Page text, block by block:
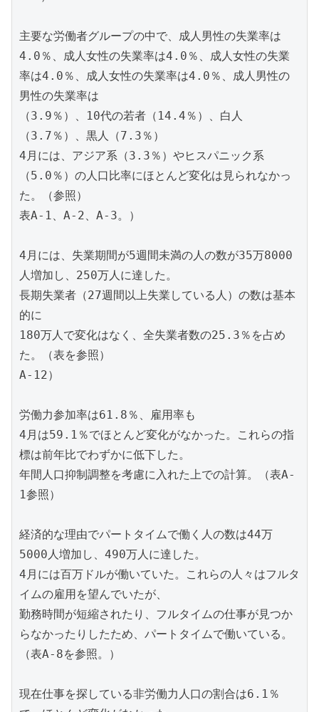
主要な労働者グループの中で、成人男性の失業率は
4.0％、成人女性の失業率は4.0％、成人女性の失業
率は4.0％、成人女性の失業率は4.0％、成人男性の
男性の失業率は
（3.9％）、10代の若者（14.4％）、白人
（3.7％）、黒人（7.3％）
4月には、アジア系（3.3％）やヒスパニック系
（5.0％）の人口比率にほとんど変化は見られなかっ
た。（参照）
表A-1、A-2、A-3。）
4月には、失業期間が5週間未満の人の数が35万8000
人増加し、250万人に達した。
長期失業者（27週間以上失業している人）の数は基本
的に
180万人で変化はなく、全失業者数の25.3％を占め
た。（表を参照）
A-12）
労働力参加率は61.8％、雇用率も
4月は59.1％でほとんど変化がなかった。これらの指
標は前年比でわずかに低下した。
年間人口抑制調整を考慮に入れた上での計算。（表A-
1参照）
経済的な理由でパートタイムで働く人の数は44万
5000人増加し、490万人に達した。
4月には百万ドルが働いていた。これらの人々はフルタ
イムの雇用を望んでいたが、
勤務時間が短縮されたり、フルタイムの仕事が見つか
らなかったりしたため、パートタイムで働いている。
（表A-8を参照。）
現在仕事を探している非労働力人口の割合は6.1％